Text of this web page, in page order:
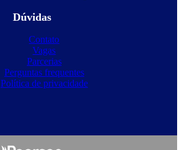
Dúvidas
Contato
Vagas
Parcerias
Perguntas frequentes
Política de privacidade